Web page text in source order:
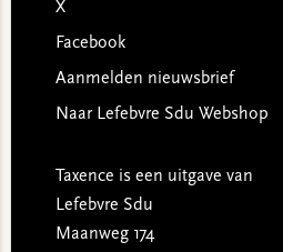
X
Facebook
Aanmelden nieuwsbrief
Naar Lefebvre Sdu Webshop
Taxence is een uitgave van
Lefebvre Sdu
Maanweg 174